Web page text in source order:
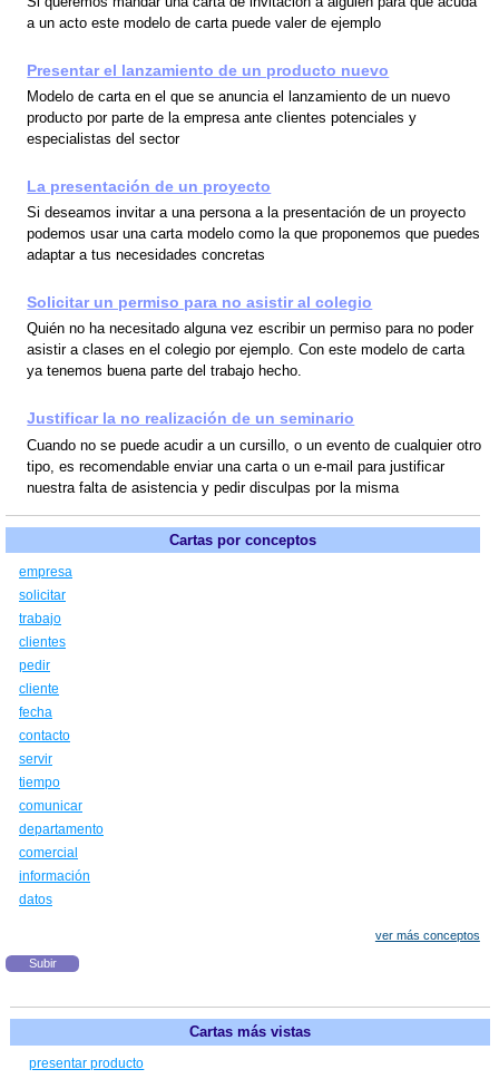
a un acto este modelo de carta puede valer de ejemplo
Presentar el lanzamiento de un producto nuevo
Modelo de carta en el que se anuncia el lanzamiento de un nuevo
producto por parte de la empresa ante clientes potenciales y
especialistas del sector
La presentación de un proyecto
Si deseamos invitar a una persona a la presentación de un proyecto
podemos usar una carta modelo como la que proponemos que puedes
adaptar a tus necesidades concretas
Solicitar un permiso para no asistir al colegio
Quién no ha necesitado alguna vez escribir un permiso para no poder
asistir a clases en el colegio por ejemplo. Con este modelo de carta
ya tenemos buena parte del trabajo hecho.
Justificar la no realización de un seminario
Cuando no se puede acudir a un cursillo, o un evento de cualquier otro
tipo, es recomendable enviar una carta o un e-mail para justificar
nuestra falta de asistencia y pedir disculpas por la misma
Cartas por conceptos
empresa
solicitar
trabajo
clientes
pedir
cliente
fecha
contacto
servir
tiempo
comunicar
departamento
comercial
información
datos
ver más conceptos
Subir
Cartas más vistas
presentar producto